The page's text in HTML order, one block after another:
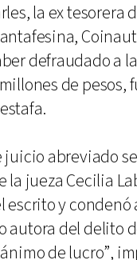
la ex tesorera
defraudado a
de pesos,
abreviado
la jueza Cecilia
y condenó
autora del delito
de lucro”,